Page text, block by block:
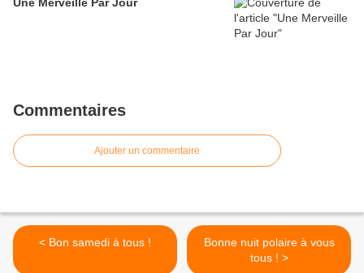
Commentaires
Ajouter un commentaire
< Bon samedi à tous !
Bonne nuit polaire à vous
tous ! >